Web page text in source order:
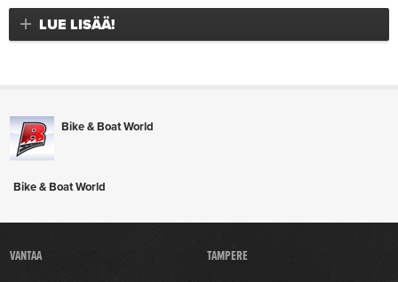
LUE LISÄÄ!
Bike & Boat World
Bike & Boat World
VANTAA TAMPERE